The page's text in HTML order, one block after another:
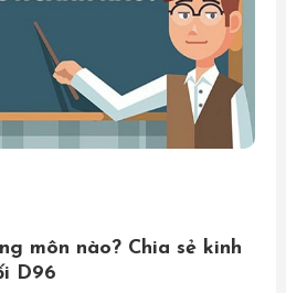
môn nào? Chia sẻ kinh
D96